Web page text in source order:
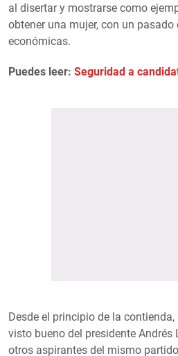
al disertar y mostrarse como
obtener una mujer, con un pasado
económicas.
Puedes leer: Seguridad a
Desde el principio de la
visto bueno del presidente Andrés
otros aspirantes del mismo